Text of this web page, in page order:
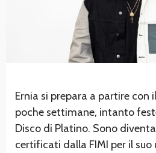
Ernia si prepara a partire con
poche settimane, intanto
Disco di Platino. Sono
certificati dalla FIMI per il suo